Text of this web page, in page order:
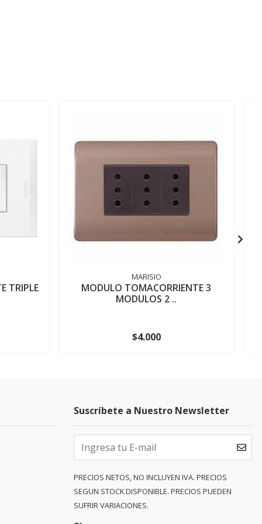
TRIPLE
MARISIO
MODULO TOMACORRIENTE 3
MODULOS 2 ..
$4.000
Suscríbete a Nuestro Newsletter
PRECIOS NETOS, NO INCLUYEN IVA. PRECIOS
SEGUN STOCK DISPONIBLE. PRECIOS PUEDEN
SUFRIR VARIACIONES.